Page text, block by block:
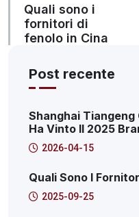
Quali sono i
fornitori di
fenolo in Cina
Post recente
Shanghai Tiangeng
Ha Vinto Il 2025
Transformation
Area Produttive
2026-04-15
Quali Sono I
2025-09-25